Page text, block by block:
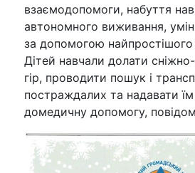
взаємодопомоги, набуття
автономного виживання,
за допомогою
Дітей навчали долати
гір, проводити пошук і
постраждалих та надавати
домедичну допомогу,